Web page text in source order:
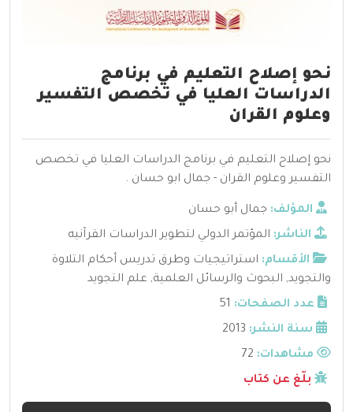
نحو إصلاح التعليم في برنامج
الدراسات العليا في تخصص التفسير
وعلوم القران
نحو إصلاح التعليم في برنامج الدراسات العليا في تخصص
التفسير وعلوم القران - جمال ابو حسان .
المؤلف: جمال أبو حسان
الناشر: المؤتمر الدولي لتطوير الدراسات القرآنيه
الأقسام: استراتيجيات وطرق تدريس أحكام التلاوة
والتجويد, البحوث والرسائل العلمية, علم التجويد
عدد الصفحات: 51
سنة النشر: 2013
مشاهدات:
بلّغ عن كتاب